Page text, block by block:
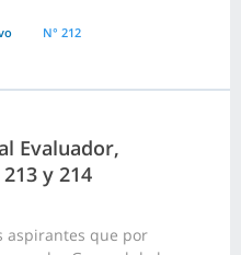
N° 212
Evaluador,
y 214
aspirantes que por